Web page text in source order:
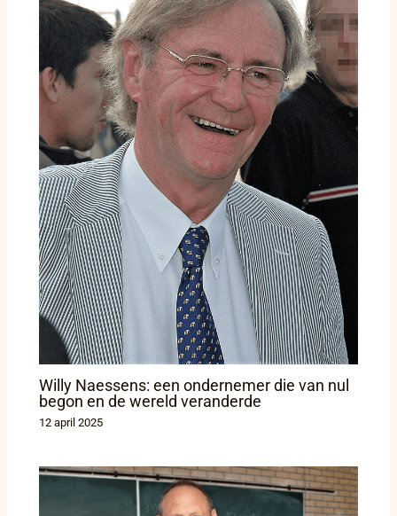
Willy Naessens: een ondernemer die van nul
begon en de wereld veranderde
12 april 2025